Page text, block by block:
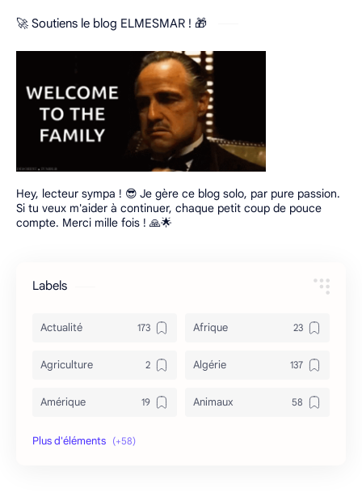
🚀 Soutiens le blog ELMESMAR ! 🎁
Hey, lecteur sympa ! 😎 Je gère ce blog solo, par pure passion.
Si tu veux m'aider à continuer, chaque petit coup de pouce
compte. Merci mille fois ! 🙏🌟
Labels
Actualité Afrique
Agriculture Algérie
Amérique Animaux
Archéologie